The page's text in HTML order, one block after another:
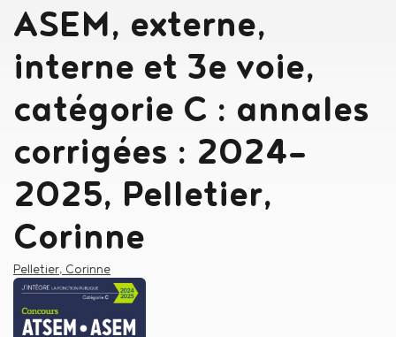
ASEM, externe,
interne et 3e voie,
catégorie C : annales
corrigées : 2024-
2025, Pelletier,
Corinne
Auteur
Pelletier, Corinne